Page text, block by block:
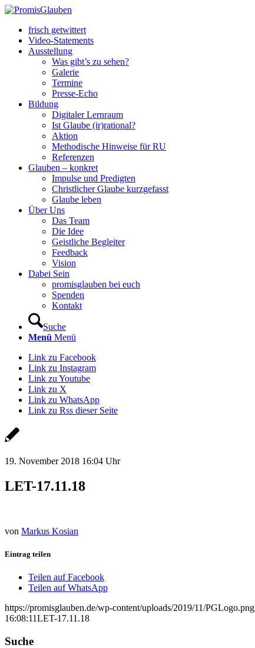
frisch getwittert
Video-Statements
Ausstellung
Was gibt’s zu sehen?
Galerie
Termine
Presse-Echo
Bildung
Digitaler Lernraum
Ist Glaube (ir)rational?
Aktion
Methodische Hinweise für RU
Referenzen
Glauben – konkret
Impulse und Predigten
Christlicher Glaube kurzgefasst
Glaube leben
Über Uns
Das Team
Die Idee
Geistliche Begleiter
Feedback
Vision
Dabei Sein
promisglauben bei euch
Spenden
Kontakt
Suche
Menü Menü
Link zu Facebook
Link zu Instagram
Link zu Youtube
Link zu X
Link zu WhatsApp
Link zu Rss dieser Seite
19. November 2018 16:04 Uhr
LET-17.11.18
von Markus Kosian
Eintrag teilen
Teilen auf Facebook
Teilen auf WhatsApp
https://promisglauben.de/wp-content/uploads/2019/11/PGLogo.png
16:08:11LET-17.11.18
Suche